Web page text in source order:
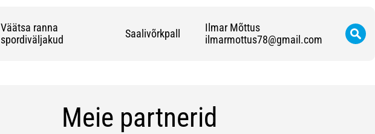
Väätsa ranna
spordiväljakud
Saalivõrkpall
Ilmar Mõttus
ilmarmottus78@gmail.com
Meie partnerid